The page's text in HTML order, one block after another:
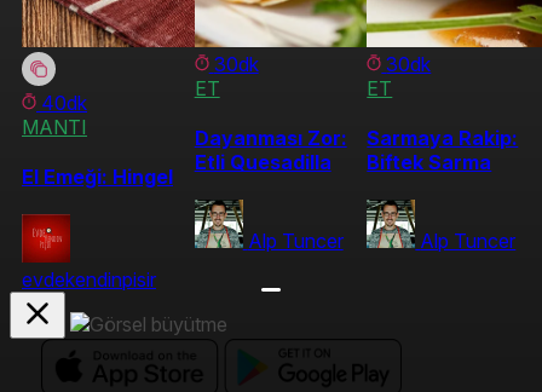
40dk
MANTI
El Emeği: Hingel
evdekendinpisir
30dk
ET
Dayanması Zor:
Etli Quesadilla
Alp Tuncer
30dk
ET
Sarmaya Rakip:
Biftek Sarma
Alp Tuncer